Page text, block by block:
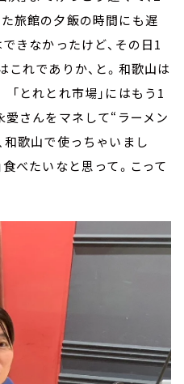
旅館の夕飯の時間にも遅
きなかったけど、その日1
これでありか、と。和歌山は
とれとれ市場」にはもう1
さんをマネして“ラーメン
和歌山で使っちゃいまし
食べたいなと思って。こって